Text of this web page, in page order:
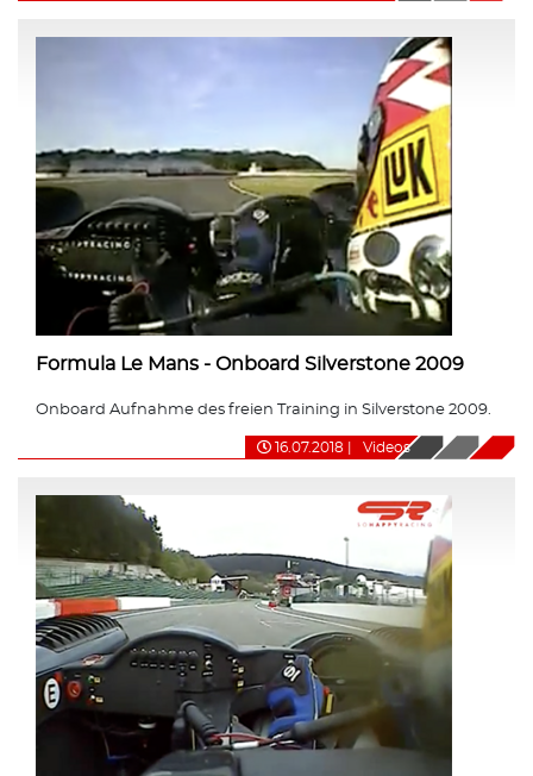
Formula Le Mans - Onboard Silverstone 2009
Onboard Aufnahme des freien Training in Silverstone 2009.
16.07.2018 Videos